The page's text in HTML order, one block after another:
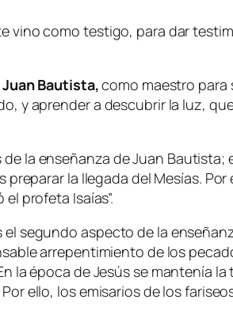
vino como testigo, para dar
Juan Bautista,como maestro para
y aprender a descubrir la luz,
la enseñanza de Juan Bautista;
la llegada del Mesías.
profeta Isaías”.
segundo aspecto de la
arrepentimiento de los
la época de Jesús se mantenía
ello, los emisarios de los